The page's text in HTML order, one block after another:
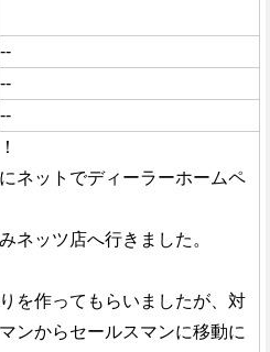
--
--
--
ネットでディーラーホームペ
ネッツ店へ行きました。
を作ってもらいましたが、対
ンからセールスマンに移動に